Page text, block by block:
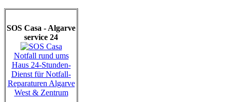
SOS Casa - Algarve
service 24
Notfall rund ums
Haus 24-Stunden-
Dienst für Notfall-
Reparaturen Algarve
West & Zentrum